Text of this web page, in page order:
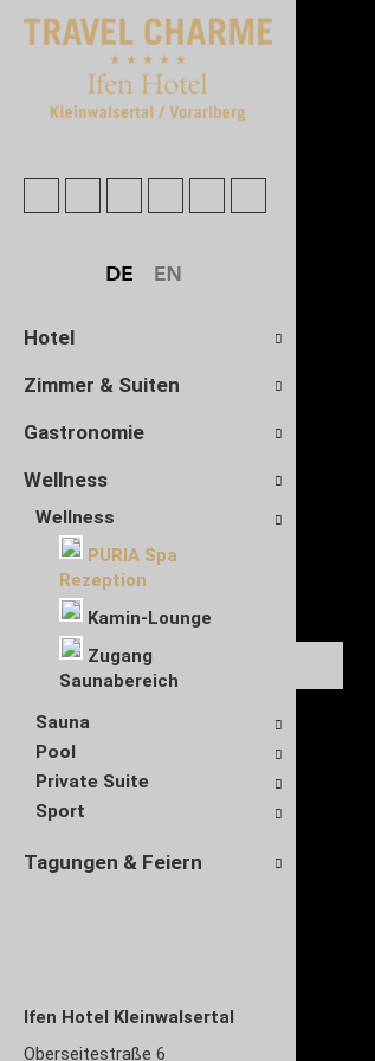
Hotel
Zimmer & Suiten
Gastronomie
Wellness
Wellness
PURIA Spa
Rezeption
Kamin-Lounge
Zugang
Saunabereich
Sauna
Pool
Private Suite
Sport
Tagungen & Feiern
Ifen Hotel Kleinwalsertal
Oberseitestraße 6